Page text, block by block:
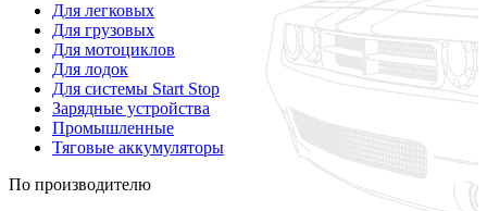
Для легковых
Для грузовых
Для мотоциклов
Для лодок
Для системы Start Stop
Зарядные устройства
Промышленные
Тяговые аккумуляторы
По производителю